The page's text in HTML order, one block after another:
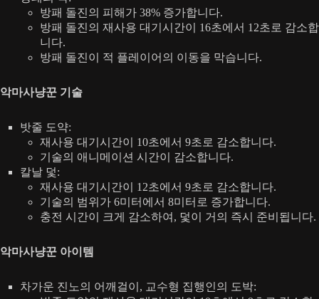
방패 돌진의 피해가 38% 증가합니다.
방패 돌진의 재사용 대기시간이 16초에서 12초로 감소합
니다.
방패 돌진이 적 플레이어의 이동을 막습니다.
악마사냥꾼 기술
밧줄 도약:
재사용 대기시간이 10초에서 9초로 감소합니다.
기술의 애니메이션 시간이 감소합니다.
칼날 덫:
재사용 대기시간이 12초에서 9초로 감소합니다.
기술의 범위가 6미터에서 8미터로 증가합니다.
충전 시간이 크게 감소하여, 덫이 거의 즉시 준비됩니다.
악마사냥꾼 아이템
차가운 진노의 어깨걸이, 교수형 집행인의 도박: